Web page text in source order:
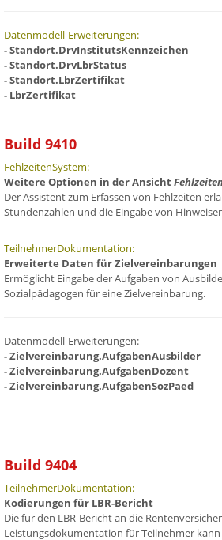
Datenmodell-Erweiterungen:
- Standort.DrvInstitutsKennzeichen
- Standort.DrvLbrStatus
- Standort.LbrZertifikat
- LbrZertifikat
Build 9410
FehlzeitenSystem:
Weitere Optionen in der Ansicht
Der Assistent zum Erfassen von Fehlzeiten
Stundenzahlen und die Eingabe von
TeilnehmerDokumentation:
Erweiterte Daten für Zielvereinbarungen
Ermöglicht Eingabe der Aufgaben von
Sozialpädagogen für eine Zielvereinbarung.
Datenmodell-Erweiterungen:
- Zielvereinbarung.AufgabenAusbilder
- Zielvereinbarung.AufgabenDozent
- Zielvereinbarung.AufgabenSozPaed
Build 9404
TeilnehmerDokumentation:
Kodierungen für LBR-Bericht
Die für den LBR-Bericht an die
Leistungsdokumentation für Teilnehmer